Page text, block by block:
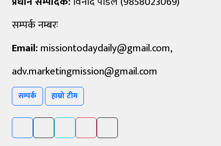
सम्पर्क नम्बरः
Email: missiontodaydaily@gmail.com,
adv.marketingmission@gmail.com
सम्पर्क हाम्रो टीम